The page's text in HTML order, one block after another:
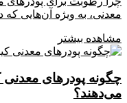
معدنی، به ویژه آن‌هایی که
مشاهده بیشتر
چگونه پودرهای
می‌دهند؟